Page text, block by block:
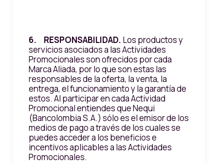
6. RESPONSABILIDAD. Los productos y
servicios asociados a las Actividades
Promocionales son ofrecidos por cada
Marca Aliada, por lo que son estas las
responsables de la oferta, la venta, la
entrega, el funcionamiento y la garantía de
estos. Al participar en cada Actividad
Promocional entiendes que Nequi
(Bancolombia S.A.) sólo es el emisor de los
medios de pago a través de los cuales se
puedes acceder a los beneficios e
incentivos aplicables a las Actividades
Promocionales.